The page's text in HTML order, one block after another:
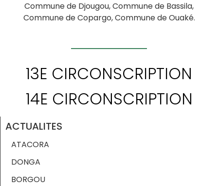
Commune de Djougou, Commune de Bassila,
Commune de Copargo, Commune de Ouaké.
13E CIRCONSCRIPTION
14E CIRCONSCRIPTION
ACTUALITES
ATACORA
DONGA
BORGOU